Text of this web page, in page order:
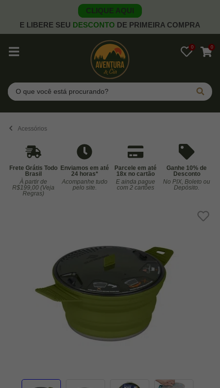
CLIQUE AQUI
E LIBERE SEU DESCONTO DE PRIMEIRA COMPRA
0 0
Pesquisar
Acessórios
Frete Grátis Todo
Brasil
À partir de
R$199,00 (Veja
Regras)
Enviamos em até
24 horas*
Acompanhe tudo
pelo site.
Parcele em até
18x no cartão
E ainda pague
com 2 cartões
Ganhe 10% de
Desconto
No PIX, Boleto ou
Depósito.